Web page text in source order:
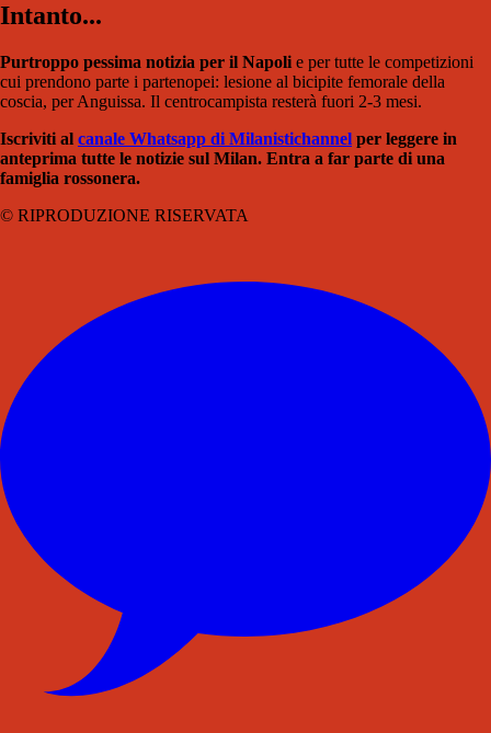
Intanto...
Purtroppo pessima notizia per il Napoli e per tutte le competizioni
cui prendono parte i partenopei: lesione al bicipite femorale della
coscia, per Anguissa. Il centrocampista resterà fuori 2-3 mesi.
Iscriviti al canale Whatsapp di Milanistichannel per leggere in
anteprima tutte le notizie sul Milan. Entra a far parte di una
famiglia rossonera.
© RIPRODUZIONE RISERVATA